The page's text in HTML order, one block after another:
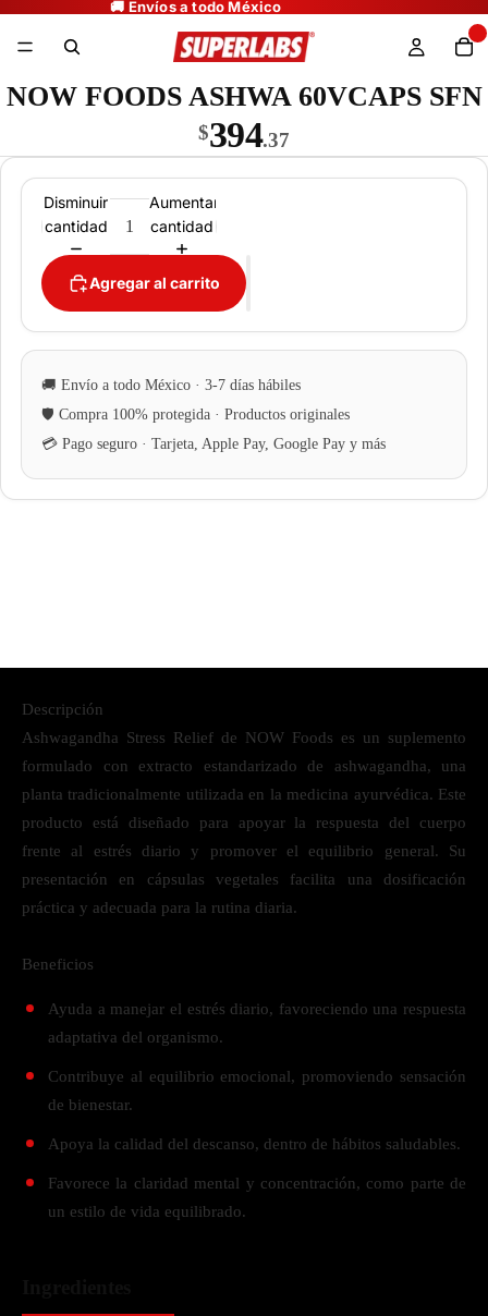
NOW FOODS ASHWA 60VCAPS SFN
$394.37
Disminuir
cantidad
Aumentar
cantidad
Agregar al carrito
Descripción
Ashwagandha Stress Relief de NOW Foods es un suplemento
formulado con extracto estandarizado de ashwagandha, una
planta tradicionalmente utilizada en la medicina ayurvédica. Este
producto está diseñado para apoyar la respuesta del cuerpo
frente al estrés diario y promover el equilibrio general. Su
presentación en cápsulas vegetales facilita una dosificación
práctica y adecuada para la rutina diaria.
Beneficios
Ayuda a manejar el estrés diario, favoreciendo una respuesta
adaptativa del organismo.
Contribuye al equilibrio emocional, promoviendo sensación
de bienestar.
Apoya la calidad del descanso, dentro de hábitos saludables.
Favorece la claridad mental y concentración, como parte de
un estilo de vida equilibrado.